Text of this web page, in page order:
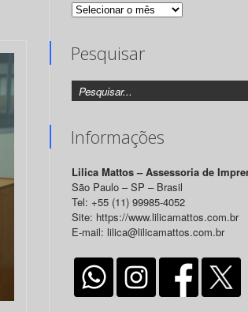
Arquivo
Pesquisar
Informações
Lilica Mattos – Assessoria de
São Paulo – SP – Brasil
Tel: +55 (11) 99985-4052
Site: https://www.lilicamattos.com.br
E-mail: lilica@lilicamattos.com.br